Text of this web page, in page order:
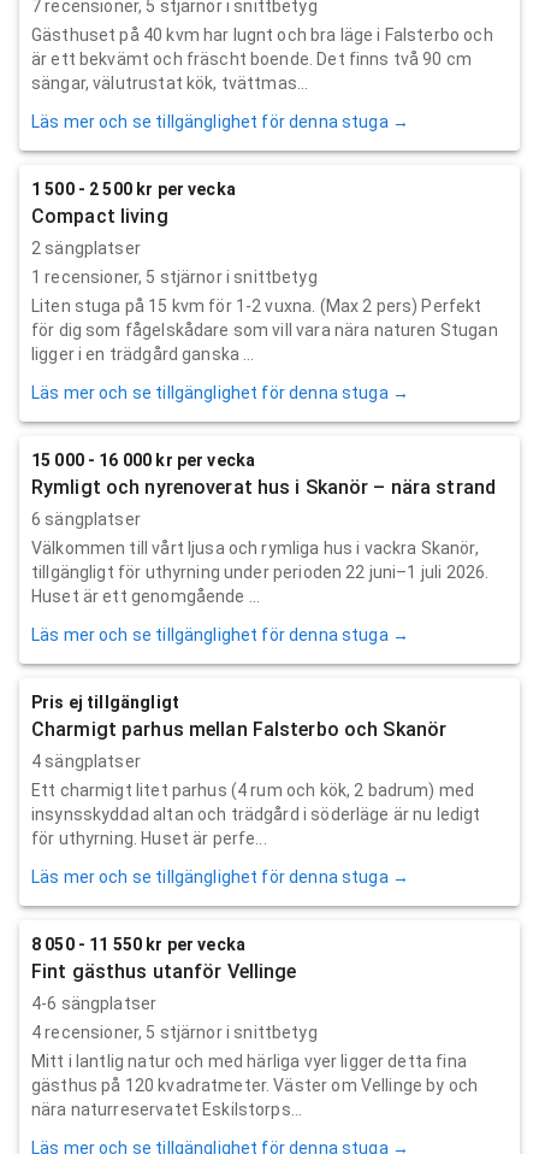
7recensioner, 5 stjärnor i snittbetyg
Gästhuset på 40 kvm har lugnt och bra läge i Falsterbo och
är ett bekvämt och fräscht boende. Det finns två 90 cm
sängar, välutrustat kök, tvättmas...
Läs mer och se tillgänglighet för denna stuga →
1 500 - 2 500 kr per vecka
Compact living
2 sängplatser
1 recensioner, 5 stjärnor i snittbetyg
Liten stuga på 15 kvm för 1-2 vuxna. (Max 2 pers) Perfekt
för dig som fågelskådare som vill vara nära naturen Stugan
ligger i en trädgård ganska ...
Läs mer och se tillgänglighet för denna stuga →
15 000 - 16 000 kr per vecka
Rymligt och nyrenoverat hus i Skanör – nära strand
6 sängplatser
Välkommen till vårt ljusa och rymliga hus i vackra Skanör,
tillgängligt för uthyrning under perioden 22 juni–1 juli 2026.
Huset är ett genomgående ...
Läs mer och se tillgänglighet för denna stuga →
Pris ej tillgängligt
Charmigt parhus mellan Falsterbo och Skanör
4 sängplatser
Ett charmigt litet parhus (4 rum och kök, 2 badrum) med
insynsskyddad altan och trädgård i söderläge är nu ledigt
för uthyrning. Huset är perfe...
Läs mer och se tillgänglighet för denna stuga →
8 050 - 11 550 kr per vecka
Fint gästhus utanför Vellinge
4-6 sängplatser
4recensioner, 5 stjärnor i snittbetyg
Mitt i lantlig natur och med härliga vyer ligger detta fina
gästhus på 120 kvadratmeter. Väster om Vellinge by och
nära naturreservatet Eskilstorps...
Läs mer och se tillgänglighet för denna stuga →